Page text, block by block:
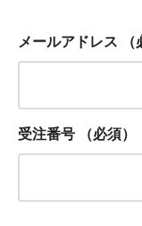
メールアドレス （
受注番号 （必須）